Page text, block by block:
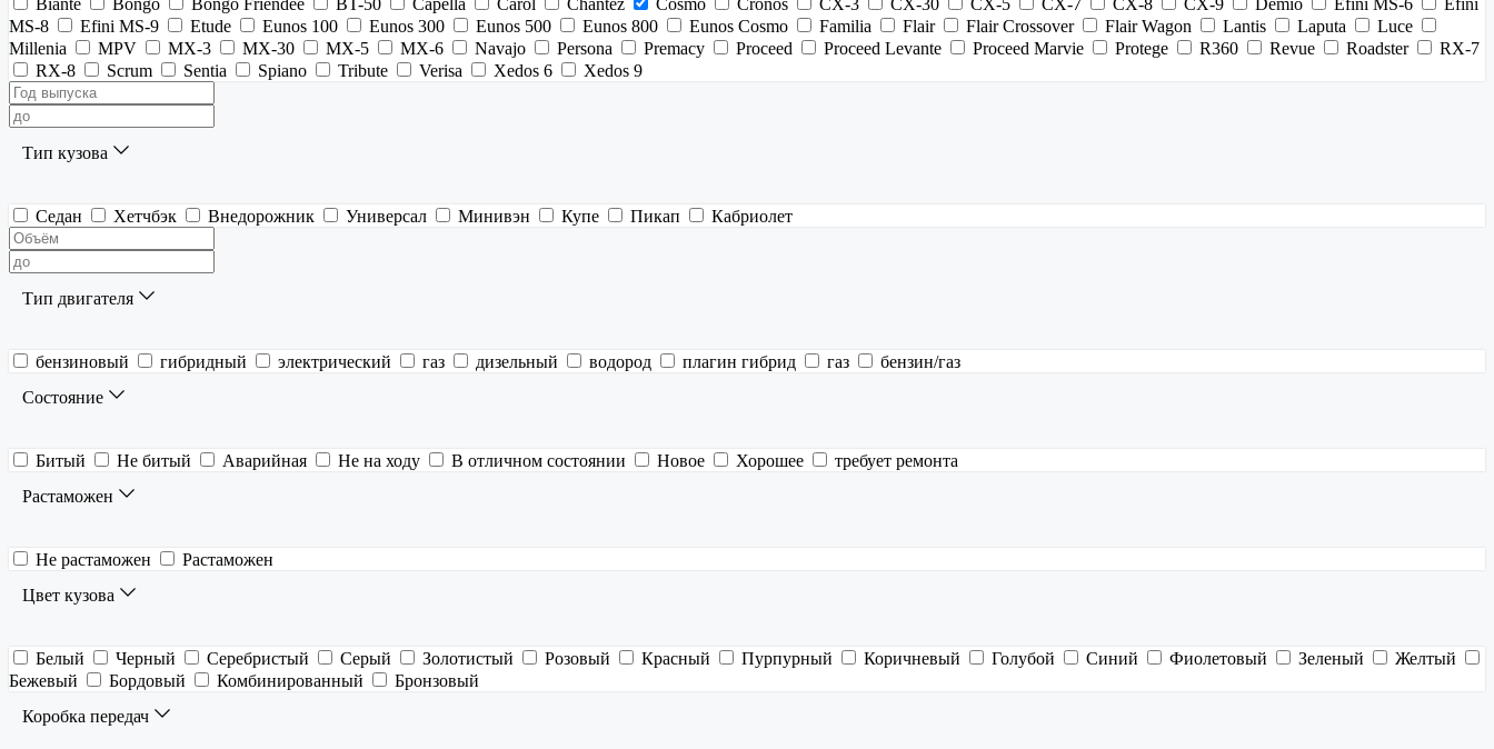
Biante
Bongo Bongo Friendee BT-50 Capella Carol Chantez Cosmo Cronos CX-3 CX-30 CX-5 CX-7 CX-8 CX-9 Demio Efini MS-6
Efini
MS-8
Efini MS-9 Etude Eunos 100 Eunos 300 Eunos 500 Eunos 800 Eunos Cosmo Familia Flair Flair Crossover Flair Wagon Lantis Laputa
Luce
Millenia
MPV MX-3 MX-30 MX-5 MX-6 Navajo Persona Premacy Proceed Proceed Levante Proceed Marvie Protege R360 Revue Roadster
RX-7
RX-8
Scrum Sentia Spiano Tribute Verisa Xedos 6 Xedos 9
Тип кузова
Седан Хетчбэк Внедорожник Универсал Минивэн Купе Пикап Кабриолет
Тип двигателя
бензиновый гибридный электрический газ дизельный водород плагин гибрид газ
бензин/газ
Состояние
Битый Не битый Аварийная Не на ходу В отличном состоянии Новое Хорошее
требует ремонта
Растаможен
Не растаможен
Растаможен
Цвет кузова
Белый Черный Серебристый Серый Золотистый Розовый Красный Пурпурный Коричневый Голубой Синий Фиолетовый Зеленый
Желтый
Бежевый
Бордовый Комбинированный
Бронзовый
Коробка передач